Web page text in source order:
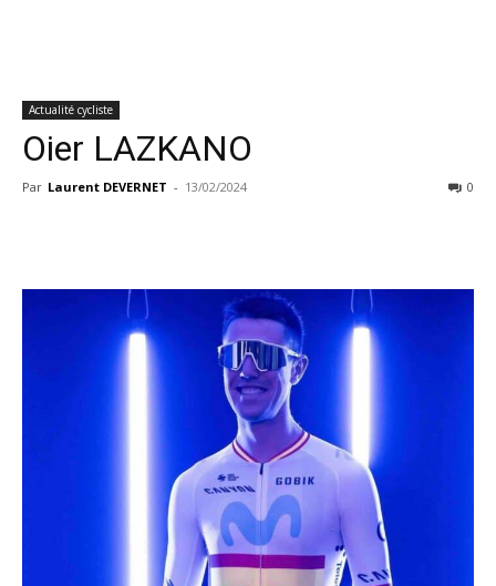
Actualité cycliste
Oier LAZKANO
Par Laurent DEVERNET - 13/02/2024 0